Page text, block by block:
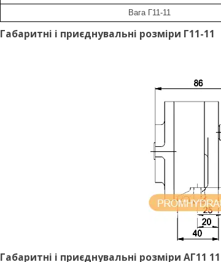
Вага Г11-11
Габаритні і приєднувальні розміри Г11-11
Габаритні і приєднувальні розміри АГ11 11